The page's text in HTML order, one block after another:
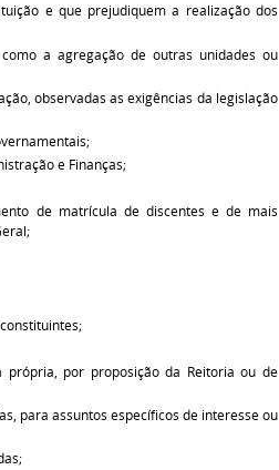
e que prejudiquem a realização dos
a agregação de outras unidades ou
observadas as exigências da legislação
e Finanças;
de matrícula de discentes e de mais
por proposição da Reitoria ou de
para assuntos específicos de interesse ou